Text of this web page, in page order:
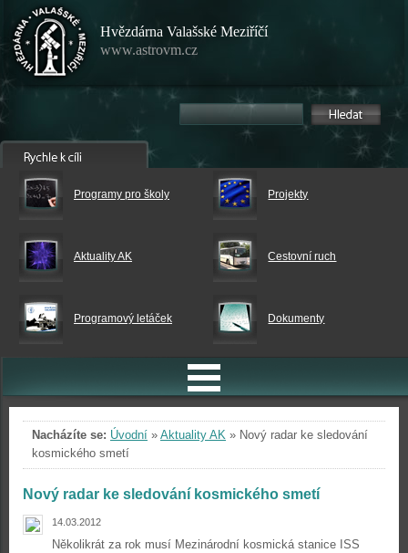
Hvězdárna Valašské Meziříčí
www.astrovm.cz
Programy pro školy Projekty
Aktuality AK Cestovní ruch
Programový letáček Dokumenty
Nacházíte se: Úvodní » Aktuality AK » Nový radar ke sledování
kosmického smetí
Nový radar ke sledování kosmického smetí
14.03.2012
Několikrát za rok musí Mezinárodní kosmická stanice ISS